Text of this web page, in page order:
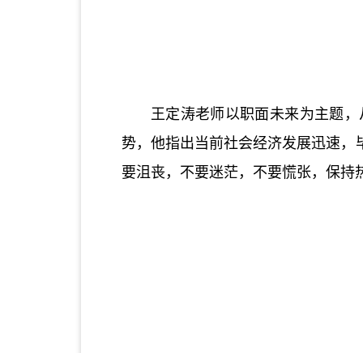
王定涛老师以职面未来为主题
势，他指出当前社会经济发展迅速
要沮丧，不要迷茫，不要慌张，保